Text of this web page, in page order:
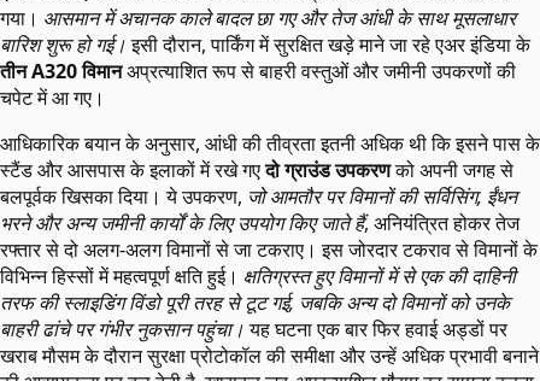
गया। आसमान में अचानक काले बादल छा गए और तेज आंधी के साथ मूसलाधार
बारिश शुरू हो गई।इसी दौरान, पार्किंग में सुरक्षित खड़े माने जा रहे एअर इंडिया के
तीन A320 विमानअप्रत्याशित रूप से बाहरी वस्तुओं और जमीनी उपकरणों की
चपेट में आ गए।
आधिकारिक बयान के अनुसार, आंधी की तीव्रता इतनी अधिक थी कि इसने पास के
स्टैंड और आसपास के इलाकों में रखे गएदो ग्राउंड उपकरणको अपनी जगह से
बलपूर्वक खिसका दिया। ये उपकरण, जो आमतौर पर विमानों की सर्विसिंग, ईंधन
भरने और अन्य जमीनी कार्यों के लिए उपयोग किए जाते हैं, अनियंत्रित होकर तेज
रफ्तार से दो अलग-अलग विमानों से जा टकराए। इस जोरदार टकराव से विमानों के
विभिन्न हिस्सों में महत्वपूर्ण क्षति हुई। क्षतिग्रस्त हुए विमानों में से एक की दाहिनी
तरफ की स्लाइडिंग विंडो पूरी तरह से टूट गई, जबकि अन्य दो विमानों को उनके
बाहरी ढांचे पर गंभीर नुकसान पहुंचा।यह घटना एक बार फिर हवाई अड्डों पर
खराब मौसम के दौरान सुरक्षा प्रोटोकॉल की समीक्षा और उन्हें अधिक प्रभावी बनाने